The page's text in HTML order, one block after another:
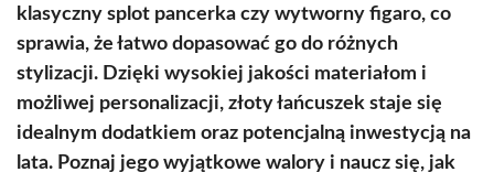
klasyczny splot pancerka czy wytworny figaro, co
sprawia, że łatwo dopasować go do różnych
stylizacji. Dzięki wysokiej jakości materiałom i
możliwej personalizacji, złoty łańcuszek staje się
idealnym dodatkiem oraz potencjalną inwestycją na
lata. Poznaj jego wyjątkowe walory i naucz się, jak